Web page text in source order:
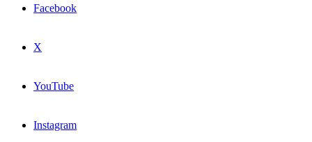
Facebook
X
YouTube
Instagram